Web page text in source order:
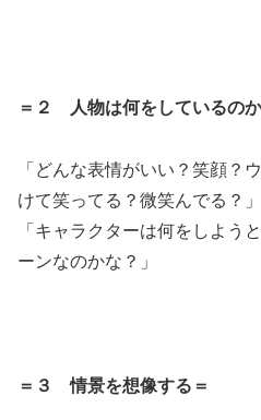
＝２ 人物は何をしているの
「どんな表情がいい？笑顔？
けて笑ってる？微笑んでる？」
「キャラクターは何をしよう
ーンなのかな？」
＝３ 情景を想像する＝